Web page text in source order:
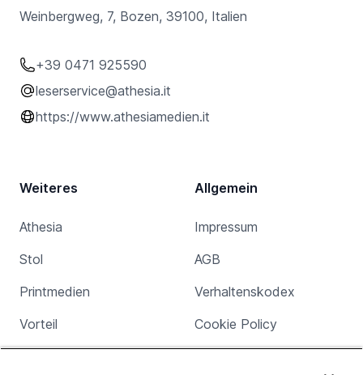
Weinbergweg, 7, Bozen, 39100, Italien
+39 0471 925590
leserservice@athesia.it
https://www.athesiamedien.it
Weiteres
Athesia
Stol
Printmedien
Vorteil
Allgemein
Impressum
AGB
Verhaltenskodex
Cookie Policy